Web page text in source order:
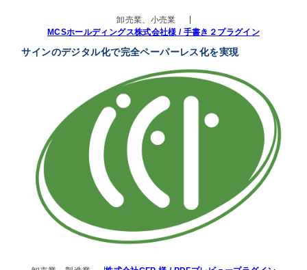
卸売業、小売業
MCSホールディングス株式会社様 / 手書き２プラグイン
サインのデジタル化で完全ペーパーレス化を実現